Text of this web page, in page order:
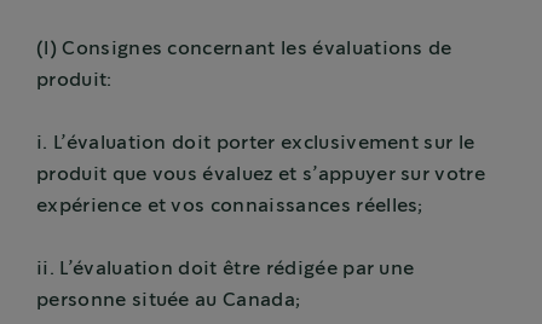
(l) Consignes concernant les évaluations de
produit:
i. L’évaluation doit porter exclusivement sur le
produit que vous évaluez et s’appuyer sur votre
expérience et vos connaissances réelles;
ii. L’évaluation doit être rédigée par une
personne située au Canada;